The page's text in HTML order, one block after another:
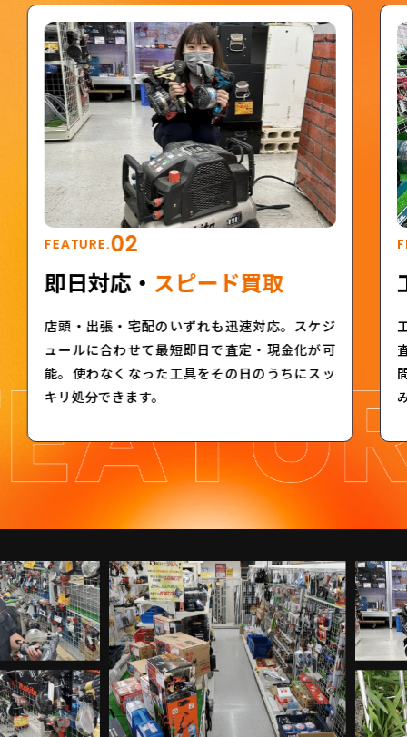
FEATURE.02
即日対応・ スピード買取
店頭・出張・宅配のいずれも迅速対応。スケジ
ュールに合わせて最短即日で査定・現金化が可
能。使わなくなった工具をその日のうちにスッ
キリ処分できます。